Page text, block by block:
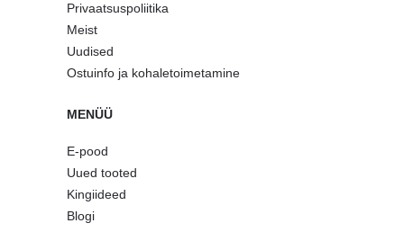
Privaatsuspoliitika
Meist
Uudised
Ostuinfo ja kohaletoimetamine
MENÜÜ
E-pood
Uued tooted
Kingiideed
Blogi